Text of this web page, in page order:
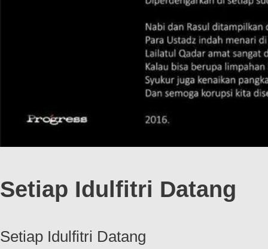
Setiap Idulfitri Datang
Setiap Idulfitri Datang